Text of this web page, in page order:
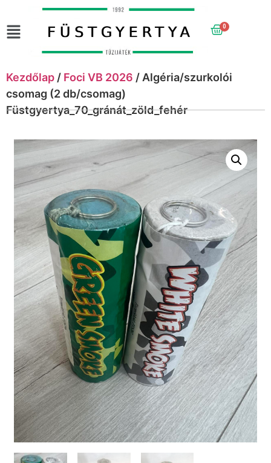
0
Kezdőlap / Foci VB 2026 / Algéria/szurkolói
csomag (2 db/csomag)
Füstgyertya_70_gránát_zöld_fehér